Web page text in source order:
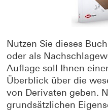
Nutzen Sie dieses
oder als
Auflage soll Ihnen
Überblick über die
von Derivaten geben.
grundsätzlichen